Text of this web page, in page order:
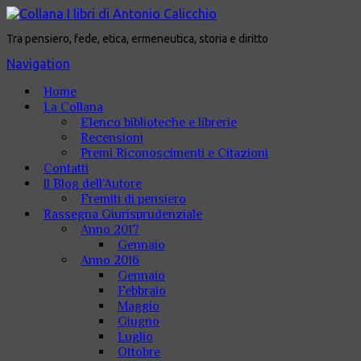
Tra pensiero, fede, etica, ermeneutica, storia e diritto
Navigation
Home
La Collana
Elenco biblioteche e librerie
Recensioni
Premi Riconoscimenti e Citazioni
Contatti
Il Blog dell’Autore
Fremiti di pensiero
Rassegna Giurisprudenziale
Anno 2017
Gennaio
Anno 2016
Gennaio
Febbraio
Maggio
Giugno
Luglio
Ottobre